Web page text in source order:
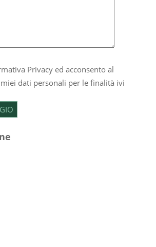
Privacyed acconsento al
dati personali per le finalità ivi